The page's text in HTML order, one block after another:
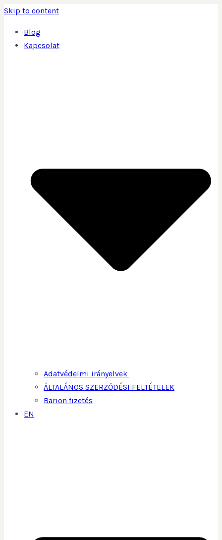
Skip to content
Blog
Kapcsolat
Adatvédelmi irányelvek
ÁLTALÁNOS SZERZŐDÉSI FELTÉTELEK
Barion fizetés
EN